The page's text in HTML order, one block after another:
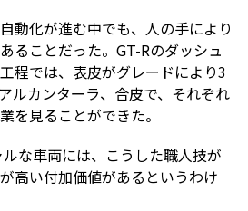
動化が進む中でも、人の手により
ることだった。GT-Rのダッシュ
程では、表皮がグレードにより3
ルカンターラ、合皮で、それぞれ
を見ることができた。
な車両には、こうした職人技が
高い付加価値があるというわけ